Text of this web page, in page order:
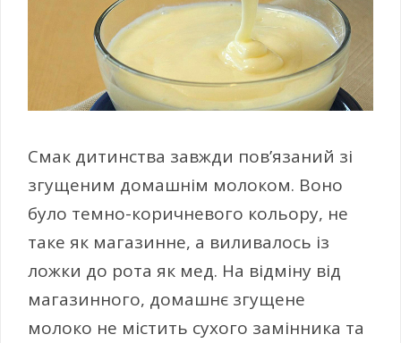
Смак дитинства завжди пов’язаний зі
згущеним домашнім молоком. Воно
було темно-коричневого кольору, не
таке як магазинне, а виливалось із
ложки до рота як мед. На відміну від
магазинного, домашнє згущене
молоко не містить сухого замінника та